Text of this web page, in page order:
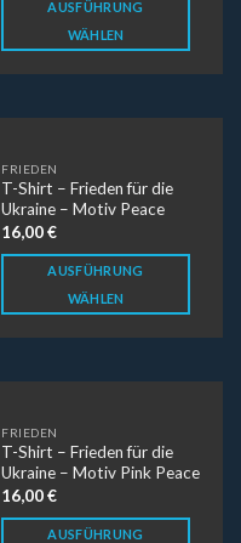
AUSFÜHRUNG
WÄHLEN
FRIEDEN
T-Shirt – Frieden für die
Ukraine – Motiv Peace
16,00€
AUSFÜHRUNG
WÄHLEN
FRIEDEN
T-Shirt – Frieden für die
Ukraine – Motiv Pink Peace
16,00€
AUSFÜHRUNG